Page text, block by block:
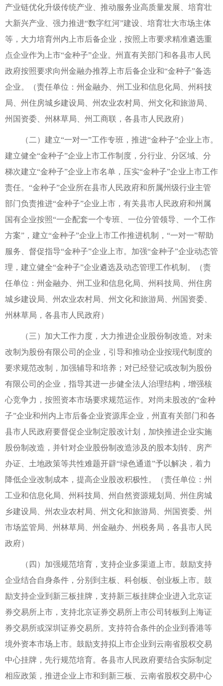
产业链优化升级传统产业、推动服务业高质量发展、培育壮
大新兴产业、强力推进“数字红河”建设、培育壮大市场主体
等，大力培育州内上市后备企业，按照上市要求精准遴选重
点企业作为上市“金种子”企业。州直有关部门和各县市人民
政府按照要求向州金融办推荐上市后备企业和“金种子”备选
企业。（责任单位：州金融办、州工业和信息化局、州科技
局、州住房城乡建设局、州农业农村局、州文化和旅游局、
州国资委、州林草局、州工商联，各县市人民政府）
（二）建立“一对一”工作专班，推进“金种子”企业上市。
建立健全“金种子”企业上市工作制度，分行业、分区域、分
梯次建立“金种子”企业上市名单，压实“金种子”企业上市工作
责任。“金种子”企业所在县市人民政府和所属州级行业主管
部门负责推进“金种子”企业上市，有关县市人民政府和州属
国有企业按照“一企配套一个专班、一位分管领导、一个工作
方案”，建立“金种子”企业上市工作推进机制，“一对一”帮助
服务、督促指导“金种子”企业上市。加强“金种子”企业动态管
理，建立健全“金种子”企业遴选及动态管理工作机制。（责
任单位：州金融办、州工业和信息化局、州科技局、州住房
城乡建设局、州农业农村局、州文化和旅游局、州国资委、
州林草局，各县市人民政府）
（三）加大工作力度，大力推进企业股份制改造。对未
改制为股份有限公司的企业，引导和推动企业按现代制度的
要求规范改制，加强辅导和培养；对已经登记或改制为股份
有限公司的企业，指导其进一步健全法人治理结构，增强核
心竞争力，按照资本市场要求规范运作。对尚未股改的“金种
子”企业和州内上市后备企业资源库企业，州直有关部门和各
县市人民政府要督促企业制定股改计划，加快推进企业实施
股份制改造，并针对企业股份制改造涉及的股本划转、房产
办证、土地政策等共性难题开辟“绿色通道”予以解决，着力
降低企业改制成本，提高企业股改积极性。（责任单位：州
工业和信息化局、州科技局、州自然资源规划局、州住房城
乡建设局、州农业农村局、州文化和旅游局、州国资委、州
市场监管局、州林草局、州金融办、州税务局，各县市人民
政府）
（四）加强规范培育，支持企业多渠道上市。鼓励支持
企业结合自身条件，分别到主板、科创板、创业板上市。鼓
励支持企业到新三板挂牌，支持新三板挂牌企业进入北京证
券交易所上市，支持北京证券交易所上市公司转板到上海证
券交易所或深圳证券交易所。支持符合条件的企业到香港等
境外资本市场上市。鼓励支持拟上市企业到云南省股权交易
中心挂牌，先行规范培育。各县市人民政府要结合实际制定
相应政策，推进企业上市和到新三板、云南省股权交易中心